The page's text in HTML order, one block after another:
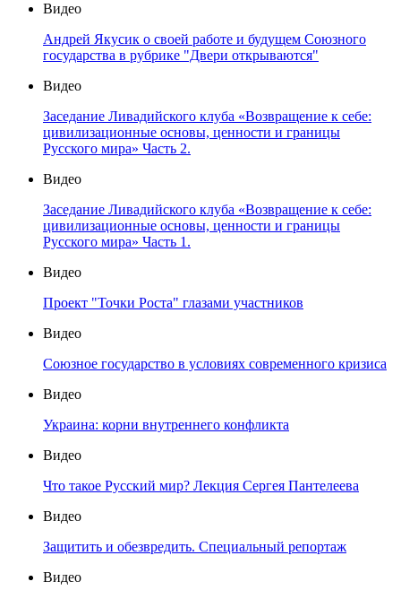
Видео
Андрей Якусик о своей работе и будущем Союзного
государства в рубрике "Двери открываются"
Видео
Заседание Ливадийского клуба «Возвращение к себе:
цивилизационные основы, ценности и границы
Русского мира» Часть 2.
Видео
Заседание Ливадийского клуба «Возвращение к себе:
цивилизационные основы, ценности и границы
Русского мира» Часть 1.
Видео
Проект "Точки Роста" глазами участников
Видео
Союзное государство в условиях современного кризиса
Видео
Украина: корни внутреннего конфликта
Видео
Что такое Русский мир? Лекция Сергея Пантелеева
Видео
Защитить и обезвредить. Специальный репортаж
Видео